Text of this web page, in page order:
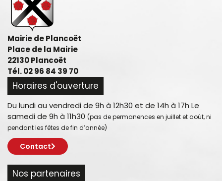
Mairie de Plancoët
Place de la Mairie
22130 Plancoët
Tél. 02 96 84 39 70
Horaires d'ouverture
Du lundi au vendredi de 9h à 12h30 et de 14h à 17h Le
samedi de 9h à 11h30 (pas de permanences en juillet et août, ni
pendant les fêtes de fin d’année)
Contact
Nos partenaires